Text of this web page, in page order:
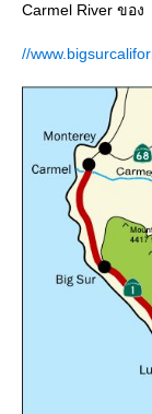
Carmel River ของ
//